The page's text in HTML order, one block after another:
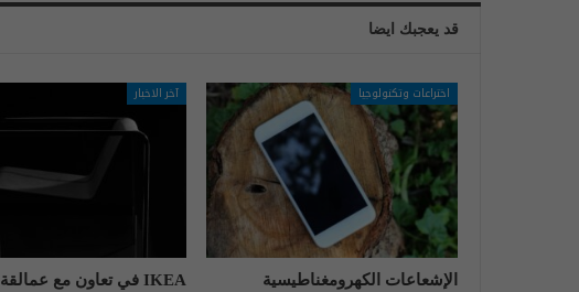
قد يعجبك ايضا
اختراعات وتكنولوجيا
الإشعاعات الكهرومغناطيسية
آخر الاخبار
IKEA في تعاون مع عمالقة